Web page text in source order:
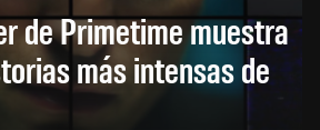
de Primetime muestra
más intensas de